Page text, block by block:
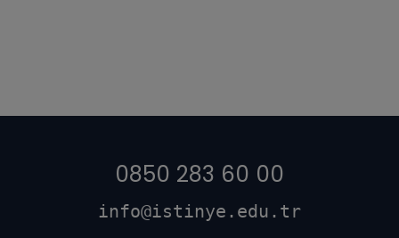
0850 283 60 00
info@istinye.edu.tr